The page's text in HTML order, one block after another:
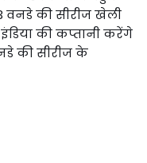
वनडे की सीरीज खेली
की कप्तानी करेंगे
की सीरीज के